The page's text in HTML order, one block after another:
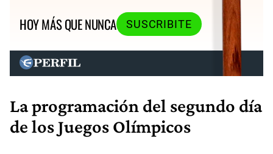
HOY MÁS QUE NUNCA
SUSCRIBITE
La programación del segundo día
de los Juegos Olímpicos